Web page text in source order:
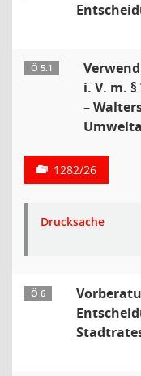
Ö 5.1
i. V. m.
–
1282/26
Drucksache
Ö 6